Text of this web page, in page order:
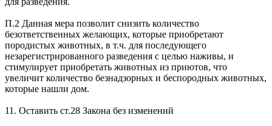
П.2 Данная мера позволит снизить количество
безответственных желающих, которые приобретают
породистых животных, в т.ч. для последующего
незарегистрированного разведения с целью наживы, и
стимулирует приобретать животных из приютов, что
увеличит количество безнадзорных и беспородных животных,
которые нашли дом.
11. Оставить ст.28 Закона без изменений